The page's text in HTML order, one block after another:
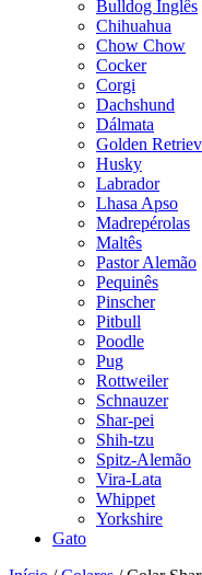
Bulldog Inglês
Chihuahua
Chow Chow
Cocker
Corgi
Dachshund
Dálmata
Golden
Husky
Labrador
Lhasa Apso
Madrepérolas
Maltês
Pastor Alemão
Pequinês
Pinscher
Pitbull
Poodle
Pug
Rottweiler
Schnauzer
Shar-pei
Shih-tzu
Spitz-Alemão
Vira-Lata
Whippet
Yorkshire
Gato